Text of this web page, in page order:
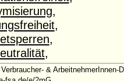
,
,
,
,
Verbraucher- & ArbeitnehmerInnen-